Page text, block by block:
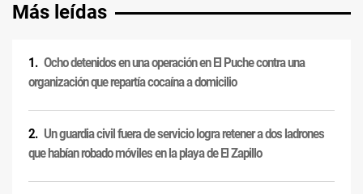
Más leídas
Ocho detenidos en una operación en El Puche contra una
organización que repartía cocaína a domicilio
Un guardia civil fuera de servicio logra retener a dos ladrones
que habían robado móviles en la playa de El Zapillo